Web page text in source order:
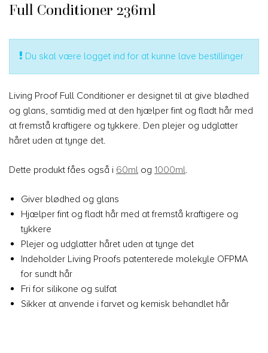
Full Conditioner 236ml
Du skal være logget ind for at kunne lave bestillinger
Living Proof Full Conditioner er designet til at give blødhed
og glans, samtidig med at den hjælper fint og fladt hår med
at fremstå kraftigere og tykkere. Den plejer og udglatter
håret uden at tynge det.
Dette produkt fåes også i 60ml og 1000ml.
Giver blødhed og glans
Hjælper fint og fladt hår med at fremstå kraftigere og
tykkere
Plejer og udglatter håret uden at tynge det
Indeholder Living Proofs patenterede molekyle OFPMA
for sundt hår
Fri for silikone og sulfat
Sikker at anvende i farvet og kemisk behandlet hår